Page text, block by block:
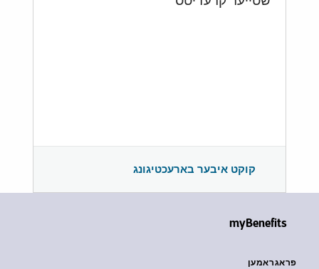
קוקט איבער בארעכטיגונג
myBenefits
פראגראמען